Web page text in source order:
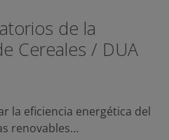
de la
Cereales / DUA
la eficiencia energética del
renovables…